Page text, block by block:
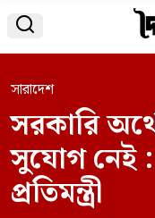

সারাদেশ
সরকারি
সুযোগ নেই :
প্রতিমন্ত্রী